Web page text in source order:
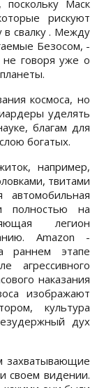
Маск
рискуют
в свалку . Между
Безосом, -
не говоря уже о
космоса, но
уделять
благам для
богатых.
например,
твитами
полностью на
легион
Amazon -
раннем этапе
агрессивного
наказания
изображают
культура
дух
захватывающие
своем видении.